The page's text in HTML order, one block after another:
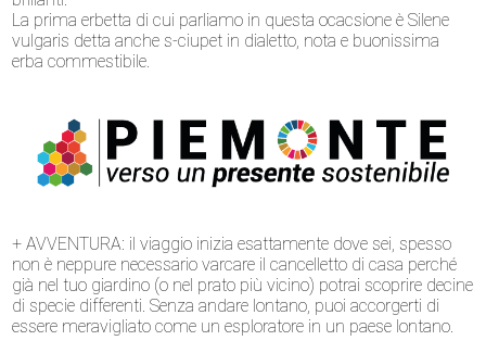
La prima erbetta di cui parliamo in questa ocacsione è Silene
vulgaris detta anche s-ciupet in dialetto, nota e buonissima
erba commestibile.
+ AVVENTURA: il viaggio inizia esattamente dove sei, spesso
non è neppure necessario varcare il cancelletto di casa perché
già nel tuo giardino (o nel prato più vicino) potrai scoprire decine
di specie differenti. Senza andare lontano, puoi accorgerti di
essere meravigliato come un esploratore in un paese lontano.